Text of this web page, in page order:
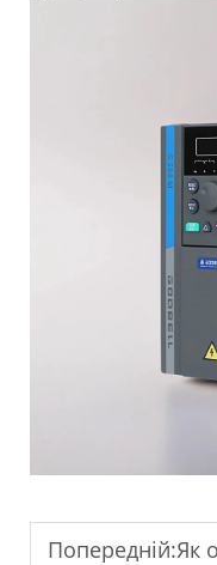
Попередній:Як